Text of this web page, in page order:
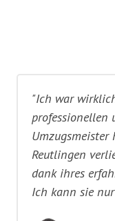
"Ich war
professionellen
Reutlingen
dank ihres
Ich kann sie